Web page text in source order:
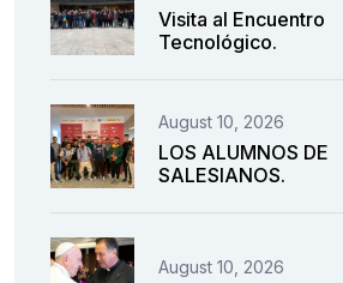
Visita al Encuentro
Tecnológico.
August 10, 2026
LOS ALUMNOS DE
SALESIANOS.
August 10, 2026